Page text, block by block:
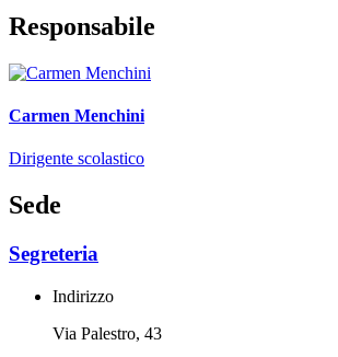
Responsabile
Carmen Menchini
Dirigente scolastico
Sede
Segreteria
Indirizzo
Via Palestro, 43